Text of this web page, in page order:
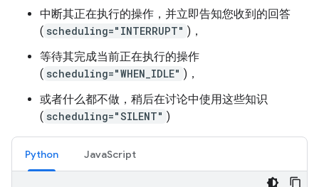
中断其正在执行的操作，并立即告知您收到的回答
( scheduling="INTERRUPT" )，
等待其完成当前正在执行的操作
( scheduling="WHEN_IDLE" )，
或者什么都不做，稍后在讨论中使用这些知识
( scheduling="SILENT" )
Python JavaScript